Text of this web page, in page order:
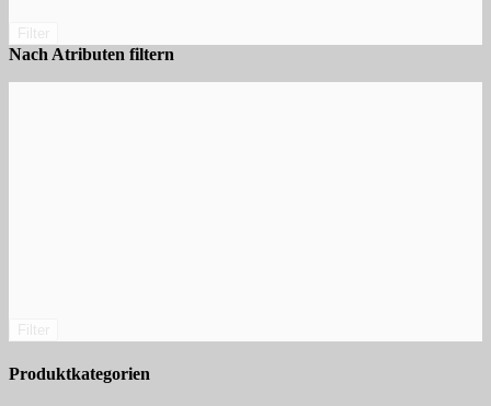
Nach Atributen filtern
Produktkategorien